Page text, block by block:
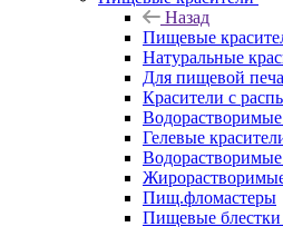
Назад
Пищевые
Натуральные
Для пищевой
Красители с
Гелевые
Пищ.фломастеры
Пищевые